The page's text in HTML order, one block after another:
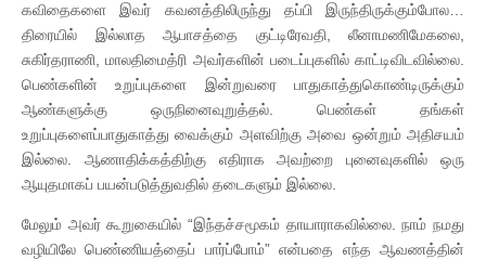
கவிதைகளை இவர் கவனத்திலிருந்து தப்பி இருந்திருக்கும்போல…
திரையில் இல்லாத ஆபாசத்தை குட்டிரேவதி, லீனாமணிமேகலை,
சுகிர்தராணி, மாலதிமைத்ரி அவர்களின் படைப்புகளில் காட்டிவிடவில்லை.
பெண்களின் உறுப்புகளை இன்றுவரை பாதுகாத்துகொண்டிருக்கும்
ஆண்களுக்கு ஒருநினைவுறுத்தல். பெண்கள் தங்கள்
உறுப்புகளைப்பாதுகாத்து வைக்கும் அளவிற்கு அவை ஒன்றும் அதிசயம்
இல்லை. ஆணாதிக்கத்திற்கு எதிராக அவற்றை புனைவுகளில் ஒரு
ஆயுதமாகப் பயன்படுத்துவதில் தடைகளும் இல்லை.
மேலும் அவர் கூறுகையில் “இந்தச்சமூகம் தாயாராகவில்லை. நாம் நமது
வழியிலே பெண்ணியத்தைப் பார்ப்போம்” என்பதை எந்த ஆவணத்தின்